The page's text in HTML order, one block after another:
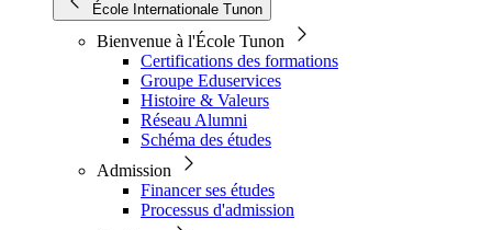
École Internationale Tunon
Bienvenue à l'École Tunon
Certifications des formations
Groupe Eduservices
Histoire & Valeurs
Réseau Alumni
Schéma des études
Admission
Financer ses études
Processus d'admission